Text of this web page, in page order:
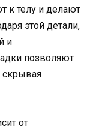
к телу и делают
этой детали,
и
позволяют
скрывая
от